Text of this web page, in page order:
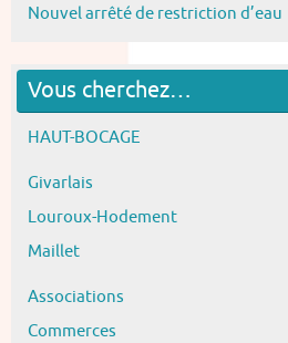
Nouvel arrêté de restriction d’eau
Vous cherchez…
HAUT-BOCAGE
Givarlais
Louroux-Hodement
Maillet
Associations
Commerces